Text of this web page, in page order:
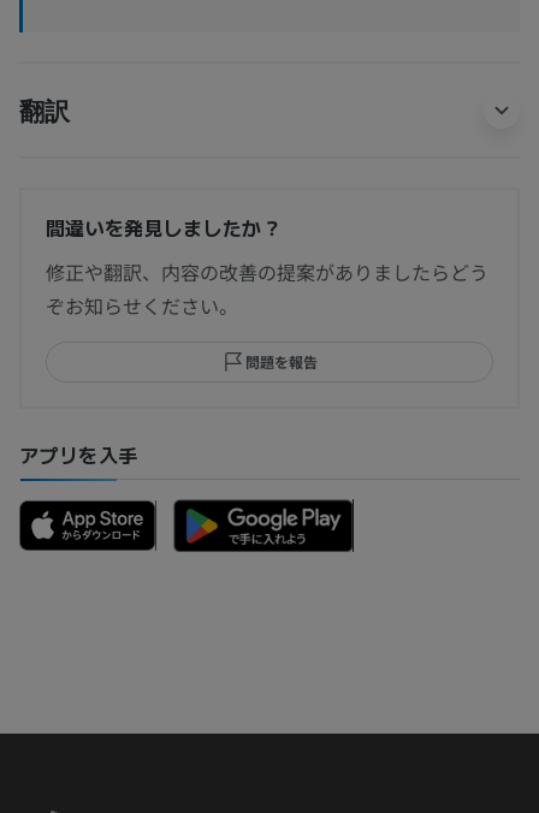
翻訳
間違いを発見しましたか？
修正や翻訳、内容の改善の提案がありましたらどう
ぞお知らせください。
問題を報告
アプリを入手